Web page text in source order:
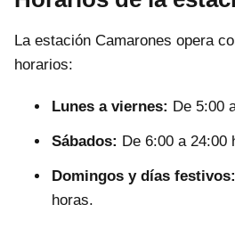
La estación Camarones opera
horarios:
Lunes a viernes: De 5:00
Sábados: De 6:00 a 24:00
Domingos y días festivos:
horas.